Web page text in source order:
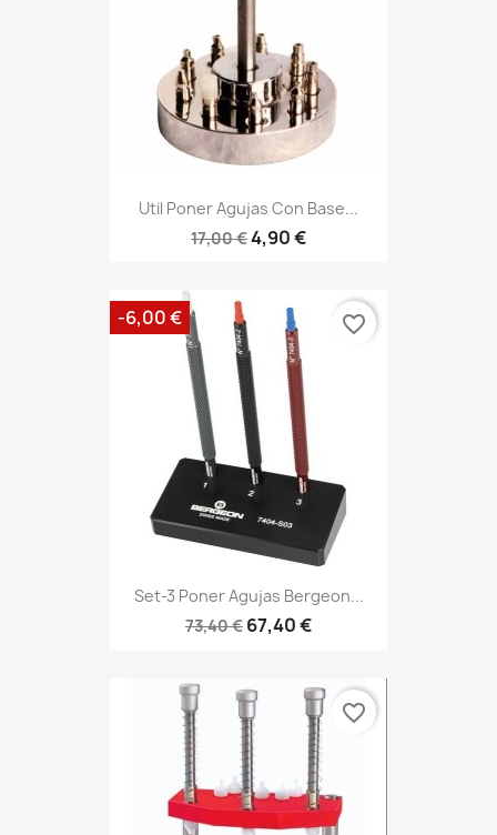
Util Poner Agujas Con Base...
17,00 €4,90 €
Set-3 Poner Agujas Bergeon...
73,40 € 67,40 €
-6,00 € favorite_border
favorite_border